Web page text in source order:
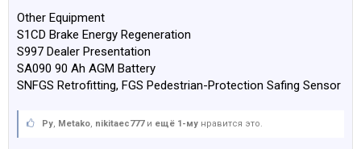
Other Equipment
S1CD Brake Energy Regeneration
S997 Dealer Presentation
SA090 90 Ah AGM Battery
SNFGS Retrofitting, FGS Pedestrian-Protection Safing Sensor
Ру, Metako, nikitaec777и ещё 1-му нравится это.